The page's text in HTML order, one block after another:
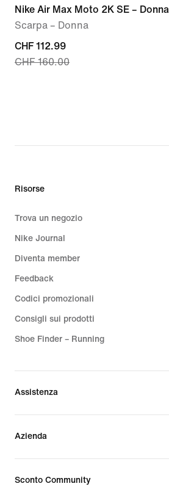
Nike Air Max Moto 2K SE – Donna
Scarpa – Donna
current
price
CHF
CHF 112.99
CHF 160.00
Risorse
Trova un negozio
Nike Journal
Diventa member
Feedback
Codici promozionali
Consigli sui prodotti
Shoe Finder – Running
Assistenza
Azienda
Sconto Community